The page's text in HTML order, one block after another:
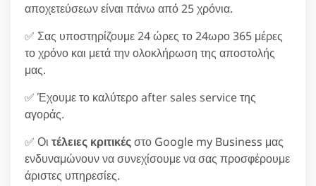
αποχετεύσεων είναι πάνω από 25 χρόνια.
✅ Σας υποστηρίζουμε 24 ώρες το 24ωρο 365 μέρες
το χρόνο και μετά την ολοκλήρωση της αποστολής
μας.
✅ Έχουμε το καλύτερο after sales service της
αγοράς.
✅ Οι τέλειες κριτικέςστο Google my Business μας
ενδυναμώνουν να συνεχίσουμε να σας προσφέρουμε
άριστες υπηρεσίες.